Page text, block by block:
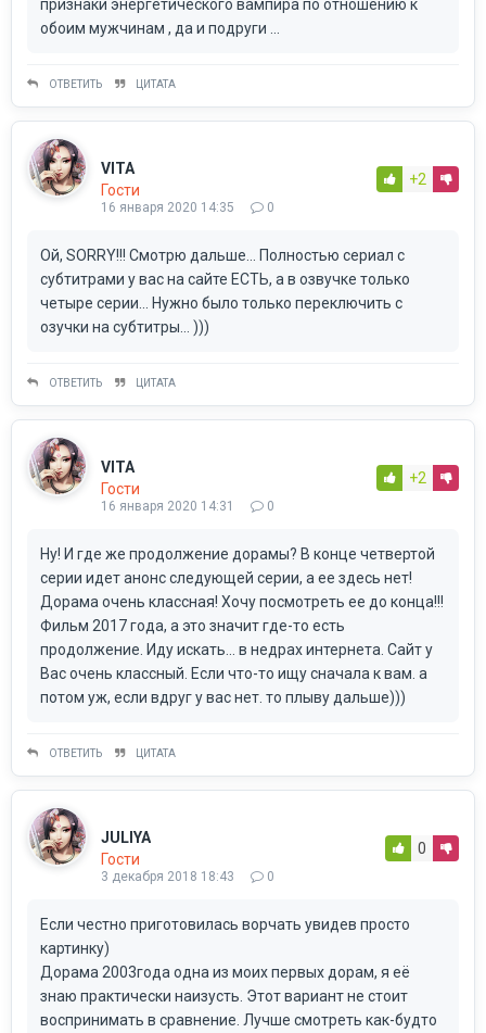
признаки энергетического вампира по отношению к
обоим мужчинам , да и подруги ...
ОТВЕТИТЬ ЦИТАТА
VITA
Гости
16 января 2020 14:35 0
+2
Ой, SORRY!!! Смотрю дальше... Полностью сериал с
субтитрами у вас на сайте ЕСТЬ, а в озвучке только
четыре серии... Нужно было только переключить с
озучки на субтитры... )))
ОТВЕТИТЬ ЦИТАТА
VITA
Гости
16 января 2020 14:31 0
+2
Ну! И где же продолжение дорамы? В конце четвертой
серии идет анонс следующей серии, а ее здесь нет!
Дорама очень классная! Хочу посмотреть ее до конца!!!
Фильм 2017 года, а это значит где-то есть
продолжение. Иду искать... в недрах интернета. Сайт у
Вас очень классный. Если что-то ищу сначала к вам. а
потом уж, если вдруг у вас нет. то плыву дальше)))
ОТВЕТИТЬ ЦИТАТА
JULIYA
Гости
3 декабря 2018 18:43 0
0
Если честно приготовилась ворчать увидев просто
картинку)
Дорама 2003года одна из моих первых дорам, я её
знаю практически наизусть. Этот вариант не стоит
воспринимать в сравнение. Лучше смотреть как-будто